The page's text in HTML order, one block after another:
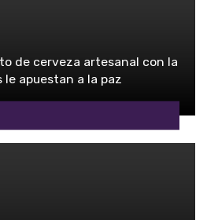
de cerveza artesanal con la
apuestan a la paz